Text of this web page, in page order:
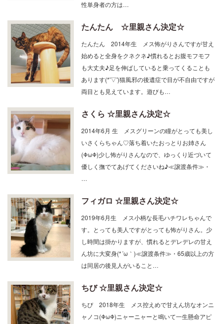
性単身者の方は…
たんたん ☆里親さん決定☆
たんたん 2014年生 メス怖がりさんですが甘え
始めると全身をクネクネ♪慣れるとお腹モフモフ
も大丈夫♪足を伸ばしていると乗ってくることも
あります(*'▽')猫風邪の後遺症で目が不自由ですが
両目とも見えています。遊びも…
さくら ☆里親さん決定☆
2014年6月 生 メスグリーンの瞳がとっても美し
いさくらちゃん♡落ち着いたおっとりお姉さん
(ΦωΦ)少し怖がりさんなので、ゆっくり近づいて
優しく撫でてあげてくださいね♪≪譲渡条件≫・
…
フィガロ ☆里親さん決定☆
2019年6月生 メス小柄な長毛ハチワレちゃんで
す。とっても美人ですがとっても怖がりさん。少
し時間は掛かりますが、慣れるとデレデレの甘え
ん坊に大変身(*´ω｀)≪譲渡条件≫・65歳以上の方
は同居の後見人がいること…
ちび ☆里親さん決定☆
ちび 2018年生 メス控えめで甘えん坊なオンニ
ャノコ(ΦωΦ)ニャーニャーと鳴いて一生懸命アピ